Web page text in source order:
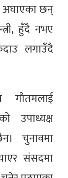
अघाएका छन्
हुँदै नभए
लगाउँदै
उपाध्यक्ष
चुनावमा
संसदमा